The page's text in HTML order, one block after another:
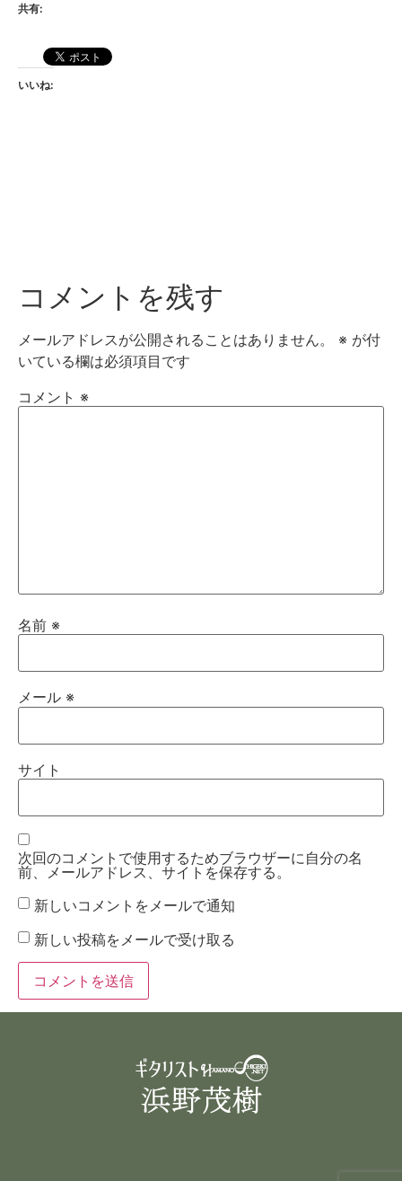
共有:
いいね:
コメントを残す
メールアドレスが公開されることはありません。 ※ が付
いている欄は必須項目です
コメント ※
名前 ※
メール ※
サイト
次回のコメントで使用するためブラウザーに自分の名
前、メールアドレス、サイトを保存する。
新しいコメントをメールで通知
新しい投稿をメールで受け取る